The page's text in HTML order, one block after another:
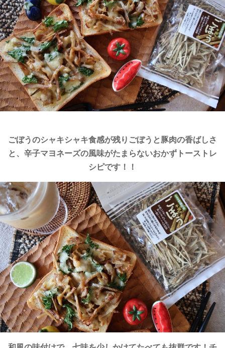
ごぼうのシャキシャキ食感が残りごぼうと豚肉の香ばしさ
と、辛子マヨネーズの風味がたまらないおかずトーストレ
シピです！！